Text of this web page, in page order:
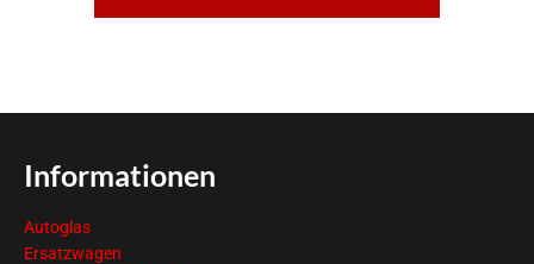
Informationen
Autoglas
Ersatzwagen